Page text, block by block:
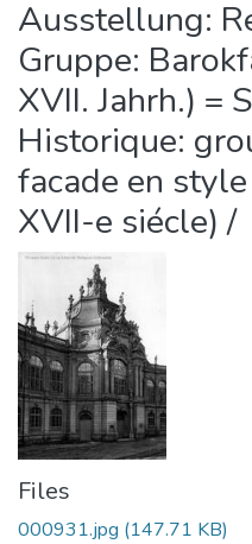
Ausstellung:
Gruppe:
XVII. Jahrh.) =
Historique:
facade en
XVII-e siécle) /
Files
000931.jpg (147.71 KB)